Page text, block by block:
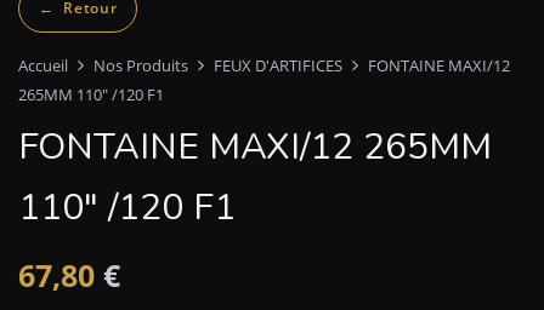
Accueil Nos Produits FEUX D'ARTIFICES
FONTAINE MAXI/12
265MM 110″ /120 F1
FONTAINE MAXI/12 265MM
110″ /120 F1
67,80 €